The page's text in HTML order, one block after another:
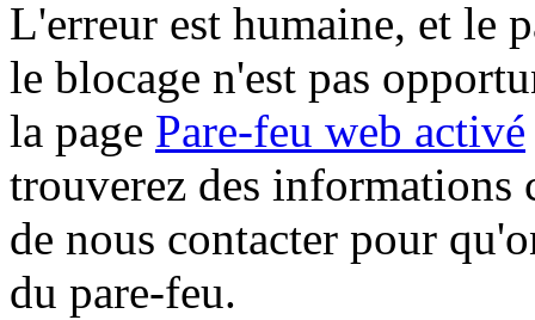
L'erreur est humaine, et le
le blocage n'est pas
la page Pare-feu web activé
trouverez des informations
de nous contacter pour
du pare-feu.